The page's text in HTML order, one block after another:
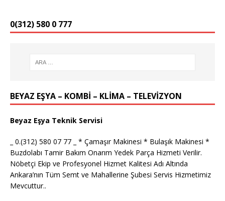
0(312) 580 0 777
BEYAZ EŞYA – KOMBİ – KLİMA – TELEVİZYON
Beyaz Eşya Teknik Servisi
_ 0.(312) 580 07 77 _ * Çamaşır Makinesi * Bulaşık Makinesi *
Buzdolabı Tamir Bakım Onarım Yedek Parça Hizmeti Verilir.
Nöbetçi Ekip ve Profesyonel Hizmet Kalitesi Adı Altında
Ankara’nın Tüm Semt ve Mahallerine Şubesi Servis Hizmetimiz
Mevcuttur..